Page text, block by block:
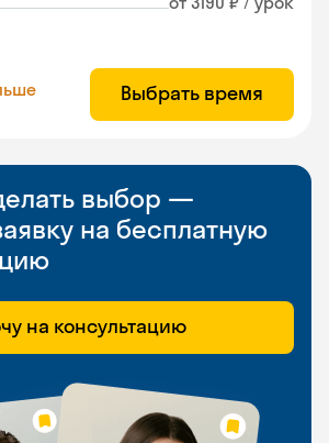
Выбрать время
выбор —
на бесплатную
на консультацию